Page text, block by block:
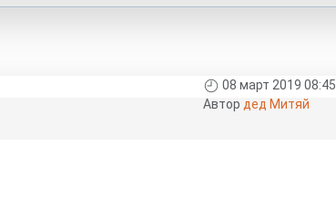
08 март 2019 08:45
Автор дед Митяй